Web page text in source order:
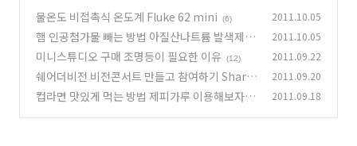
물온도 비접촉식 온도계 Fluke 62 mini
(6) 2011.10.05
햄 인공첨가물 빼는 방법 아질산나트륨 발색제 제
거
(8)
2011.10.05
미니스튜디오 구매 조명등이 필요한 이유 (12) 2011.09.22
쉐어더비전 비전콘서트 만들고 참여하기 Share
the Vision
(2)
2011.09.20
컵라면 맛있게 먹는 방법 제피가루 이용해보자
(1
2011.09.18